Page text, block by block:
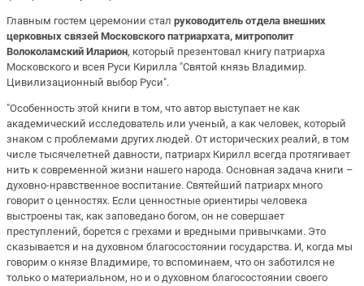
Главным гостем церемонии стал руководитель отдела внешних
церковных связей Московского патриархата, митрополит
Волоколамский Иларион, который презентовал книгу патриарха
Московского и всея Руси Кирилла "Святой князь Владимир.
Цивилизационный выбор Руси".
"Особенность этой книги в том, что автор выступает не как
академический исследователь или ученый, а как человек, который
знаком с проблемами других людей. От исторических реалий, в том
числе тысячелетней давности, патриарх Кирилл всегда протягивает
нить к современной жизни нашего народа. Основная задача книги –
духовно-нравственное воспитание. Святейший патриарх много
говорит о ценностях. Если ценностные ориентиры человека
выстроены так, как заповедано богом, он не совершает
преступлений, борется с грехами и вредными привычками. Это
сказывается и на духовном благосостоянии государства. И, когда мы
говорим о князе Владимире, то вспоминаем, что он заботился не
только о материальном, но и о духовном благосостоянии своего